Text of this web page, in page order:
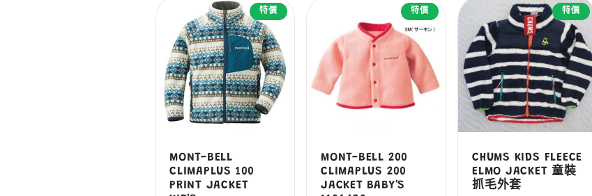
列
:
特價
MONT-BELL
CLIMAPLUS 100
PRINT JACKET
特價
MONT-BELL 200
CLIMAPLUS 200
JACKET BABY'S
特價
CHUMS KIDS FLEECE
ELMO JACKET 童裝
抓毛外套